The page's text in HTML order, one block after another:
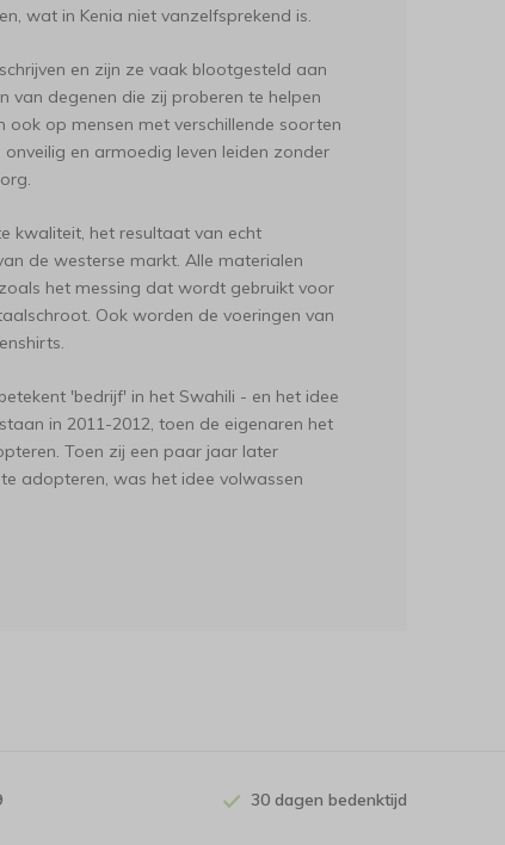
wat in Kenia niet vanzelfsprekend is.
en zijn ze vaak blootgesteld aan
van degenen die zij proberen te helpen
ook op mensen met verschillende soorten
en armoedig leven leiden zonder
kwaliteit, het resultaat van echt
de westerse markt. Alle materialen
het messing dat wordt gebruikt voor
Ook worden de voeringen van
'bedrijf' in het Swahili - en het idee
in 2011-2012, toen de eigenaren het
Toen zij een paar jaar later
adopteren, was het idee volwassen
30 dagen bedenktijd